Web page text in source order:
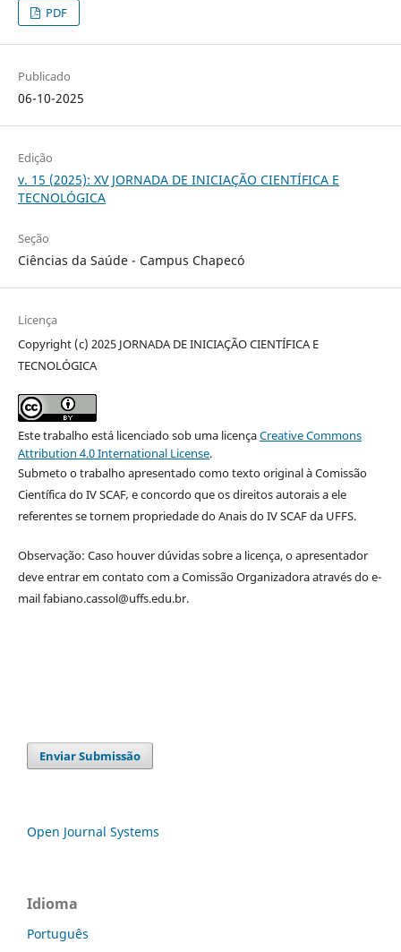
PDF
Publicado
06-10-2025
Edição
v. 15 (2025): XV JORNADA DE INICIAÇÃO CIENTÍFICA E
TECNOLÓGICA
Seção
Ciências da Saúde - Campus Chapecó
Licença
Copyright (c) 2025 JORNADA DE INICIAÇÃO CIENTÍFICA E
TECNOLÓGICA
Este trabalho está licenciado sob uma licençaCreative Commons
Attribution 4.0 International License.
Submeto o trabalho apresentado como texto original à Comissão
Científica do IV SCAF, e concordo que os direitos autorais a ele
referentes se tornem propriedade do Anais do IV SCAF da UFFS.
Observação: Caso houver dúvidas sobre a licença, o apresentador
deve entrar em contato com a Comissão Organizadora através do e-
mail fabiano.cassol@uffs.edu.br.
Enviar Submissão
Open Journal Systems
Idioma
Português